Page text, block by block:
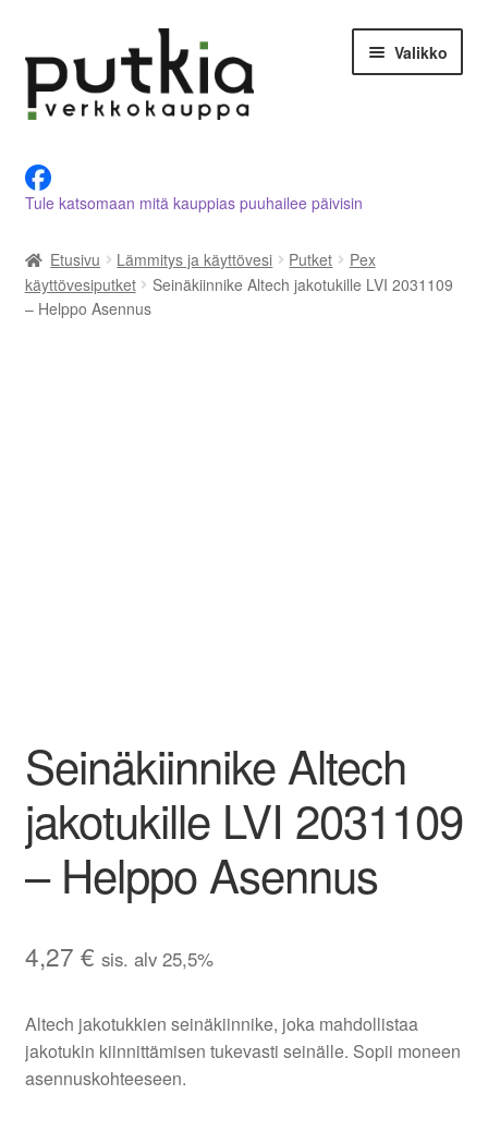
navigointiin
sisältöön
Valikko
Tietoja meistä
Asiakastilini
Ostoskori
Tule katsomaan mitä kauppias puuhailee päivisin
Etusivu Lämmitys ja käyttövesi Putket
Pex
käyttövesiputket
Seinäkiinnike Altech jakotukille LVI 2031109
– Helppo Asennus
Seinäkiinnike Altech
jakotukille LVI 2031109
– Helppo Asennus
4,27 € sis. alv 25,5%
Altech jakotukkien seinäkiinnike, joka mahdollistaa
jakotukin kiinnittämisen tukevasti seinälle. Sopii moneen
asennuskohteeseen.